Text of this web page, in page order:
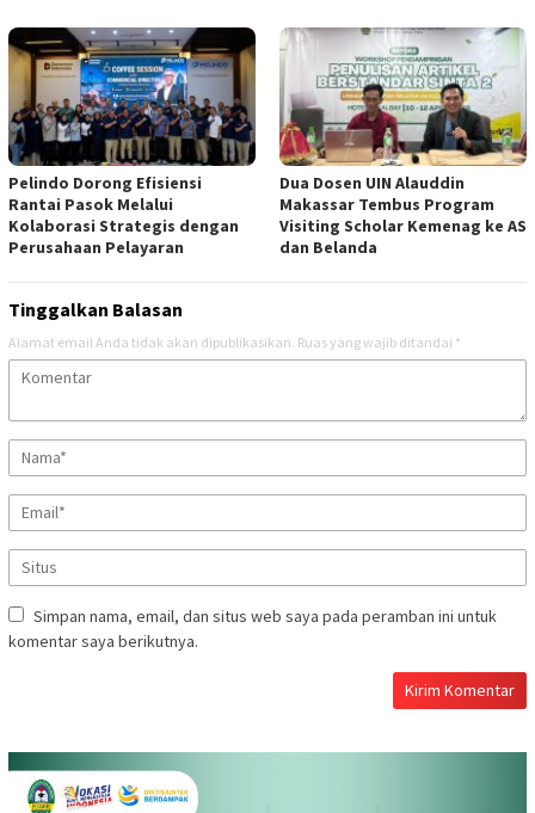
Pelindo Dorong Efisiensi
Rantai Pasok Melalui
Kolaborasi Strategis dengan
Perusahaan Pelayaran
Dua Dosen UIN Alauddin
Makassar Tembus Program
Visiting Scholar Kemenag ke AS
dan Belanda
Tinggalkan Balasan
Alamat email Anda tidak akan dipublikasikan. Ruas yang wajib ditandai *
Simpan nama, email, dan situs web saya pada peramban ini untuk
komentar saya berikutnya.